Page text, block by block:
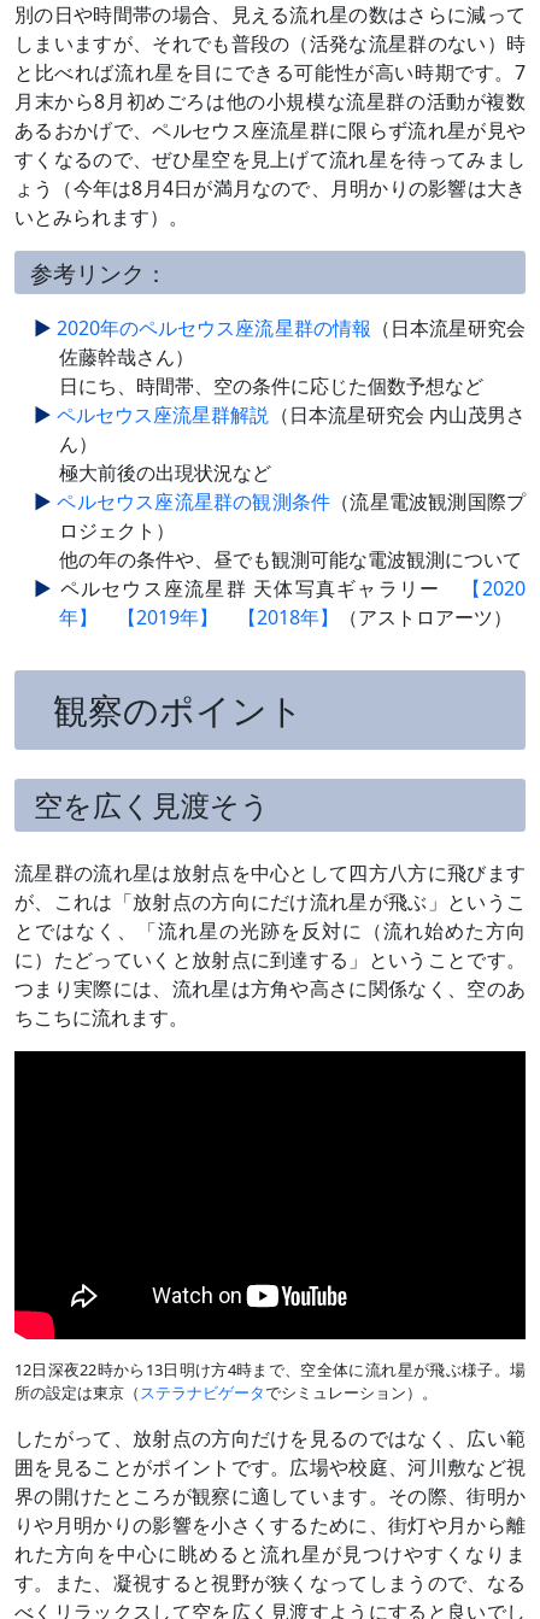
別の日や時間帯の場合、見える流れ星の数はさらに減って
しまいますが、それでも普段の（活発な流星群のない）時
と比べれば流れ星を目にできる可能性が高い時期です。7
月末から8月初めごろは他の小規模な流星群の活動が複数
あるおかげで、ペルセウス座流星群に限らず流れ星が見や
すくなるので、ぜひ星空を見上げて流れ星を待ってみまし
ょう（今年は8月4日が満月なので、月明かりの影響は大き
いとみられます）。
参考リンク：
2020年のペルセウス座流星群の情報 （日本流星研究会
佐藤幹哉さん）
日にち、時間帯、空の条件に応じた個数予想など
ペルセウス座流星群解説 （日本流星研究会 内山茂男さ
ん）
極大前後の出現状況など
ペルセウス座流星群の観測条件 （流星電波観測国際プ
ロジェクト）
他の年の条件や、昼でも観測可能な電波観測について
ペルセウス座流星群 天体写真ギャラリー
【2020
年】
【2019年】 【2018年】 （アストロアーツ）
観察のポイント
空を広く見渡そう
流星群の流れ星は放射点を中心として四方八方に飛びます
が、これは「放射点の方向にだけ流れ星が飛ぶ」というこ
とではなく、「流れ星の光跡を反対に（流れ始めた方向
に）たどっていくと放射点に到達する」ということです。
つまり実際には、流れ星は方角や高さに関係なく、空のあ
ちこちに流れます。
12日深夜22時から13日明け方4時まで、空全体に流れ星が飛ぶ様子。場
所の設定は東京（ステラナビゲータでシミュレーション）。
したがって、放射点の方向だけを見るのではなく、広い範
囲を見ることがポイントです。広場や校庭、河川敷など視
界の開けたところが観察に適しています。その際、街明か
りや月明かりの影響を小さくするために、街灯や月から離
れた方向を中心に眺めると流れ星が見つけやすくなりま
す。また、凝視すると視野が狭くなってしまうので、なる
べくリラックスして空を広く見渡すようにすると良いでし